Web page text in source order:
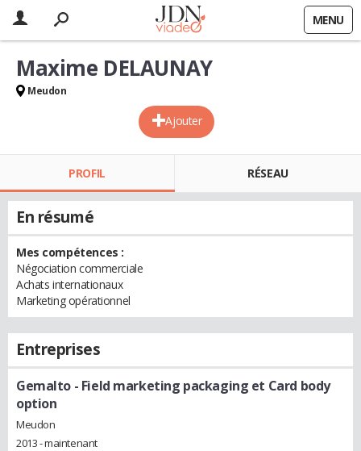
MENU
Ajouter
Maxime DELAUNAY
Meudon
PROFIL RÉSEAU
En résumé
Mes compétences :
Négociation commerciale
Achats internationaux
Marketing opérationnel
Entreprises
Gemalto - Field marketing packaging et Card body
option
Meudon
2013 - maintenant